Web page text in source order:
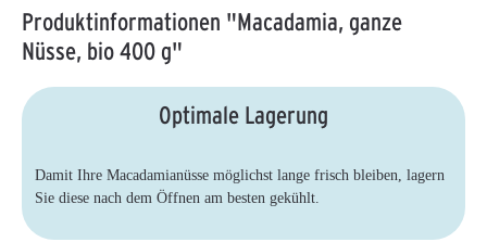
Produktinformationen "Macadamia, ganze
Nüsse, bio 400 g"
Optimale Lagerung
Damit Ihre Macadamianüsse möglichst lange frisch bleiben, lagern
Sie diese nach dem Öffnen am besten gekühlt.